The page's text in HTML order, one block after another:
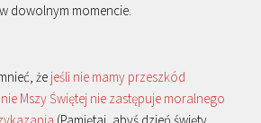
dowolnym momencie.
że jeśli nie mamy przeszkód
Mszy Świętej nie zastępuje moralnego